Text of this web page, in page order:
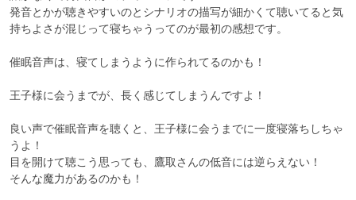
発音とかが聴きやすいのとシナリオの描写が細かくて聴いてると気
持ちよさが混じって寝ちゃうってのが最初の感想です。
催眠音声は、寝てしまうように作られてるのかも！
王子様に会うまでが、長く感じてしまうんですよ！
良い声で催眠音声を聴くと、王子様に会うまでに一度寝落ちしちゃ
うよ！
目を開けて聴こう思っても、鷹取さんの低音には逆らえない！
そんな魔力があるのかも！